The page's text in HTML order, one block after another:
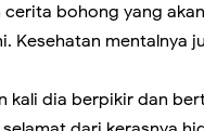
bohong yang
Kesehatan mentalnya
kali dia berpikir dan